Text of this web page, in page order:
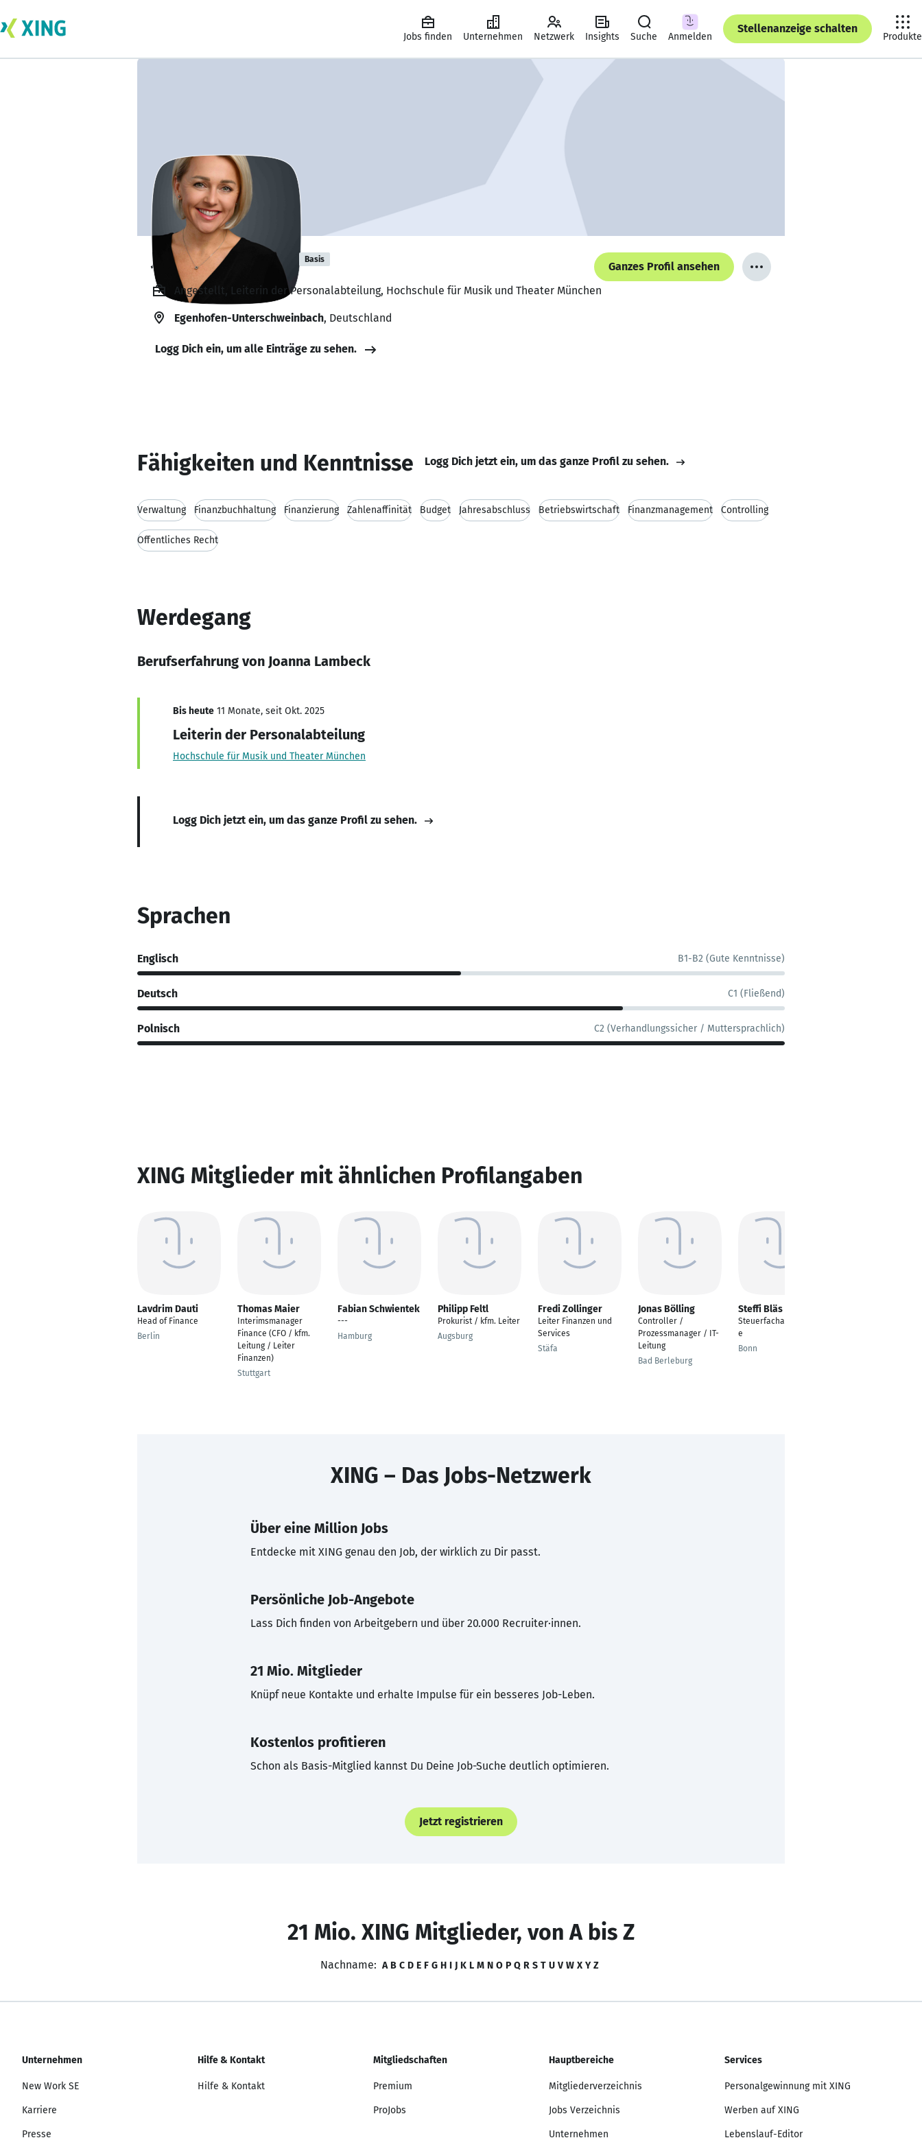
Jobs finden Unternehmen Netzwerk Insights Suche Anmelden
Stellenanzeige schalten
Produkte
Joanna Lambeck Basis
Ganzes Profil ansehen
Angestellt, Leiterin der Personalabteilung, Hochschule für Musik und Theater München
Egenhofen-Unterschweinbach, Deutschland
Logg Dich ein, um alle Einträge zu sehen.
Fähigkeiten und Kenntnisse Logg Dich jetzt ein, um das ganze Profil zu sehen.
Verwaltung Finanzbuchhaltung Finanzierung Zahlenaffinität Budget Jahresabschluss Betriebswirtschaft Finanzmanagement Controlling
Öffentliches Recht
Werdegang
Berufserfahrung von Joanna Lambeck
Bis heute 11 Monate, seit Okt. 2025
Leiterin der Personalabteilung
Hochschule für Musik und Theater München
Logg Dich jetzt ein, um das ganze Profil zu sehen.
Sprachen
Englisch B1-B2 (Gute Kenntnisse)
Deutsch C1 (Fließend)
Polnisch C2 (Verhandlungssicher / Muttersprachlich)
XING Mitglieder mit ähnlichen Profilangaben
Lavdrim Dauti
Head of Finance
Berlin
Thomas Maier
Interimsmanager
Finance (CFO / kfm.
Leitung / Leiter
Finanzen)
Stuttgart
Fabian Schwientek
---
Hamburg
Philipp Feltl
Prokurist / kfm. Leiter
Augsburg
Fredi Zollinger
Leiter Finanzen und
Services
Stäfa
Jonas Bölling
Controller /
Prozessmanager / IT-
Leitung
Bad Berleburg
Steffi Bläs
Steuerfachangestellt
e
Bonn
XING – Das Jobs-Netzwerk
Über eine Million Jobs
Entdecke mit XING genau den Job, der wirklich zu Dir passt.
Persönliche Job-Angebote
Lass Dich finden von Arbeitgebern und über 20.000 Recruiter·innen.
21 Mio. Mitglieder
Knüpf neue Kontakte und erhalte Impulse für ein besseres Job-Leben.
Kostenlos profitieren
Schon als Basis-Mitglied kannst Du Deine Job-Suche deutlich optimieren.
Jetzt registrieren
21 Mio. XING Mitglieder, von A bis Z
Nachname: A B C D E F G H I J K L M N O P Q R S T U V W X Y Z
Unternehmen
New Work SE
Karriere
Presse
Hilfe & Kontakt
Hilfe & Kontakt
Mitgliedschaften
Premium
ProJobs
Hauptbereiche
Mitgliederverzeichnis
Jobs Verzeichnis
Unternehmen
Services
Personalgewinnung mit XING
Werben auf XING
Lebenslauf-Editor